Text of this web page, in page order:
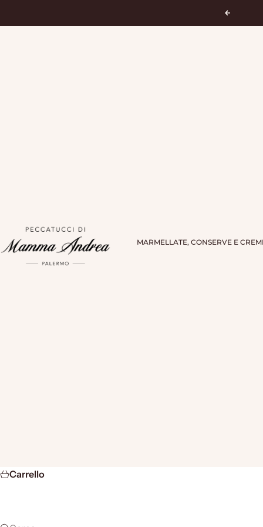
Peccatucci di Mamma Andrea
MARMELLATE, CONSERVE E
Carrello